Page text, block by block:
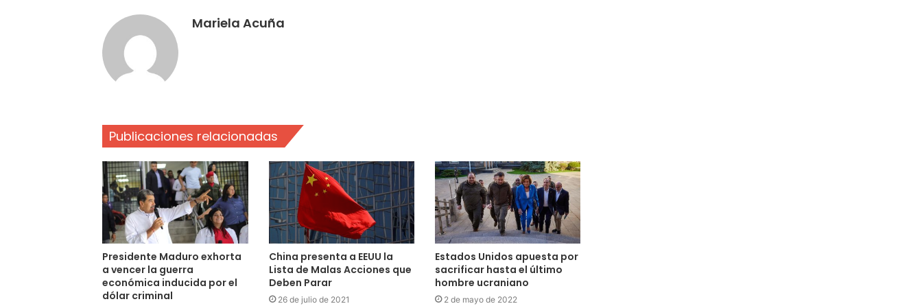
Mariela Acuña
Publicaciones relacionadas
Presidente Maduro exhorta
a vencer la guerra
económica inducida por el
dólar criminal
China presenta a EEUU la
Lista de Malas Acciones que
Deben Parar
26 de julio de 2021
Estados Unidos apuesta por
sacrificar hasta el último
hombre ucraniano
2 de mayo de 2022